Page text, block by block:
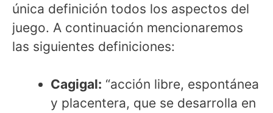
única definición todos los aspectos del
juego. A continuación mencionaremos
las siguientes definiciones:
Cagigal: “acción libre, espontánea
y placentera, que se desarrolla en